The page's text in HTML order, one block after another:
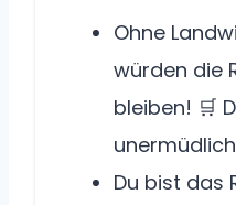
Ohne
würden die
bleiben! 🛒
Du bist das